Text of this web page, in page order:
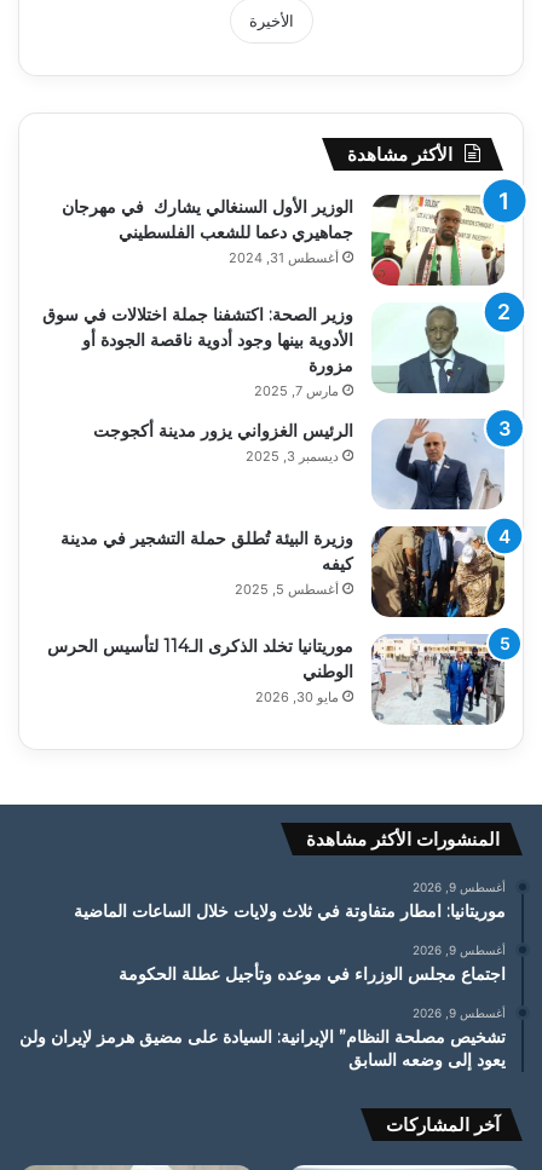
الأخيرة
الأكثر مشاهدة
الوزير الأول السنغالي يشارك في مهرجان
جماهيري دعما للشعب الفلسطيني
أغسطس 31, 2024
وزير الصحة: اكتشفنا جملة اختلالات في سوق
الأدوية بينها وجود أدوية ناقصة الجودة أو
مزورة
مارس 7, 2025
الرئيس الغزواني يزور مدينة أكجوجت
ديسمبر 3, 2025
وزيرة البيئة تُطلق حملة التشجير في مدينة
كيفه
أغسطس 5, 2025
موريتانيا تخلد الذكرى الـ114 لتأسيس الحرس
الوطني
مايو 30, 2026
المنشورات الأكثر مشاهدة
أغسطس 9, 2026
موريتانيا: امطار متفاوتة في ثلاث ولايات خلال الساعات الماضية
أغسطس 9, 2026
اجتماع مجلس الوزراء في موعده وتأجيل عطلة الحكومة
أغسطس 9, 2026
تشخيص مصلحة النظام” الإيرانية: السيادة على مضيق هرمز لإيران ولن
يعود إلى وضعه السابق
آخر المشاركات